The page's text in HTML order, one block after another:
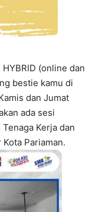
(online dan
bestie kamu di
dan Jumat
ada sesi
Kerja dan
Pariaman.